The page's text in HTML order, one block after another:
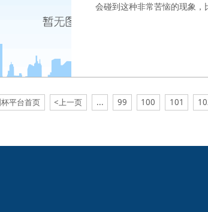
会碰到这种非常苦恼的现象
平台首页 <上一页 ... 99 100 101